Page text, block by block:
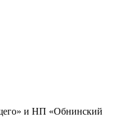
и НП «Обнинский